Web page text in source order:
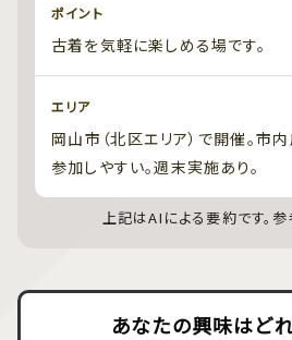
ポイント
古着を気軽に楽しめる場です。
エリア
岡山市（北区エリア）で開催。市
参加しやすい。週末実施あり。
上記はAIによる要約です。参
あなたの興味はどれ